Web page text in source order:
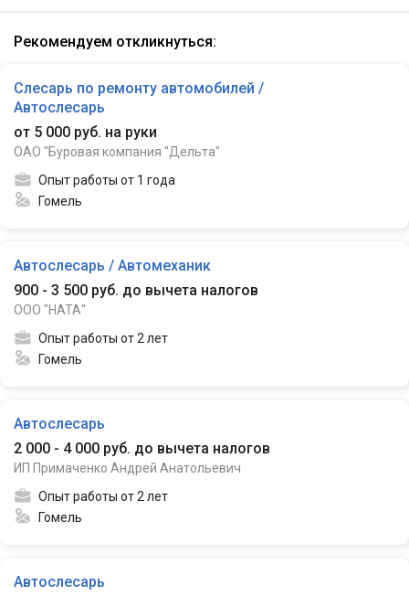
Рекомендуем откликнуться:
Слесарь по ремонту автомобилей /
Автослесарь
от 5 000 руб. на руки
ОАО "Буровая компания "Дельта"
Опыт работы от 1 года
Гомель
Автослесарь / Автомеханик
900 - 3 500 руб. до вычета налогов
ООО "НАТА"
Опыт работы от 2 лет
Гомель
Автослесарь
2 000 - 4 000 руб. до вычета налогов
ИП Примаченко Андрей Анатольевич
Опыт работы от 2 лет
Гомель
Автослесарь